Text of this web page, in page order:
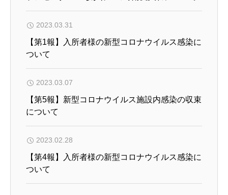
2023.03.31
【第1報】入所者様の新型コロナウイルス感染に
ついて
2023.03.07
【第5報】新型コロナウイルス施設内感染の収束
について
2023.02.28
【第4報】入所者様の新型コロナウイルス感染に
ついて